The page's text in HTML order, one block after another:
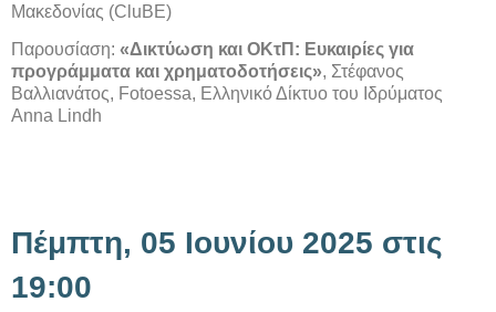
Μακεδονίας (CluBE)
Παρουσίαση: «Δικτύωση και ΟΚτΠ: Ευκαιρίες για
προγράμματα και χρηματοδοτήσεις», Στέφανος
Βαλλιανάτος, Fotoessa, Ελληνικό Δίκτυο του Ιδρύματος
Anna Lindh
Πέμπτη, 05 Ιουνίου 2025 στις
19:00